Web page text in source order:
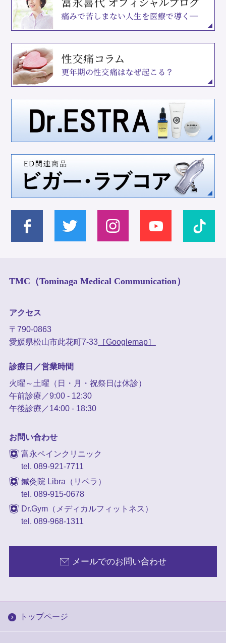
TMC（Tominaga Medical Communication）
アクセス
〒790-0863
愛媛県松山市此花町7-33［Googlemap］
診療日／営業時間
火曜～土曜（日・月・祝祭日は休診）
午前診療／9:00 - 12:30
午後診療／14:00 - 18:30
お問い合わせ
富永ペインクリニック
tel. 089-921-7711
鍼灸院 Libra（リベラ）
tel. 089-915-0678
Dr.Gym（メディカルフィットネス）
tel. 089-968-1311
メールでのお問い合わせ
トップページ